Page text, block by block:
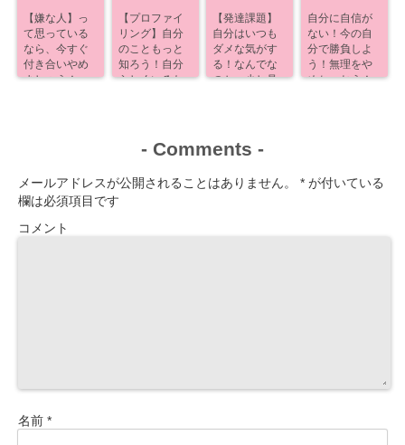
【嫌な人】っ
て思っている
なら、今すぐ
付き合いやめ
ましょう！
【プロファイ
リング】自分
のこともっと
知ろう！自分
らしくいるた
【発達課題】
自分はいつも
ダメな気がす
る！なんでな
のか、少し見
自分に自信が
ない！今の自
分で勝負しよ
う！無理をや
めちゃおう！
- Comments -
メールアドレスが公開されることはありません。 * が付いている
欄は必須項目です
コメント
名前 *